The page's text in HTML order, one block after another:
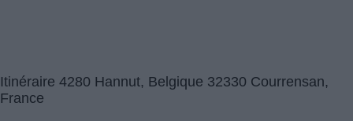
Itinéraire 4280 Hannut, Belgique 32330 Courrensan,
France